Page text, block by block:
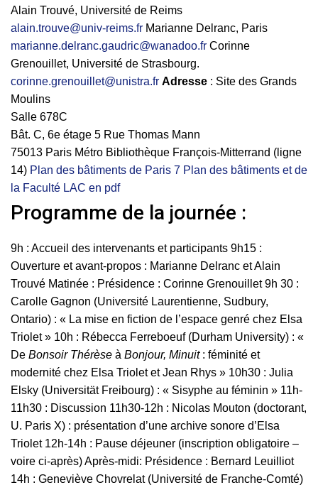
Alain Trouvé, Université de Reims
alain.trouve@univ-reims.fr Marianne Delranc, Paris
marianne.delranc.gaudric@wanadoo.fr Corinne
Grenouillet, Université de Strasbourg.
corinne.grenouillet@unistra.fr Adresse : Site des Grands
Moulins
Salle 678C
Bât. C, 6e étage 5 Rue Thomas Mann
75013 Paris Métro Bibliothèque François-Mitterrand (ligne
14) Plan des bâtiments de Paris 7 Plan des bâtiments et de
la Faculté LAC en pdf
Programme de la journée :
9h : Accueil des intervenants et participants 9h15 :
Ouverture et avant-propos : Marianne Delranc et Alain
Trouvé Matinée : Présidence : Corinne Grenouillet 9h 30 :
Carolle Gagnon (Université Laurentienne, Sudbury,
Ontario) : « La mise en fiction de l’espace genré chez Elsa
Triolet » 10h : Rébecca Ferreboeuf (Durham University) : «
De Bonsoir Thérèse à Bonjour, Minuit: féminité et
modernité chez Elsa Triolet et Jean Rhys » 10h30 : Julia
Elsky (Universität Freibourg) : « Sisyphe au féminin » 11h-
11h30 : Discussion 11h30-12h : Nicolas Mouton (doctorant,
U. Paris X) : présentation d’une archive sonore d’Elsa
Triolet 12h-14h : Pause déjeuner (inscription obligatoire –
voire ci-après) Après-midi: Présidence : Bernard Leuilliot
14h : Geneviève Chovrelat (Université de Franche-Comté)